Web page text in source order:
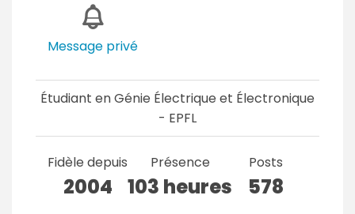
Message privé
Étudiant en Génie Électrique et Électronique
- EPFL
Fidèle depuis
2004
Présence
103 heures
Posts
578